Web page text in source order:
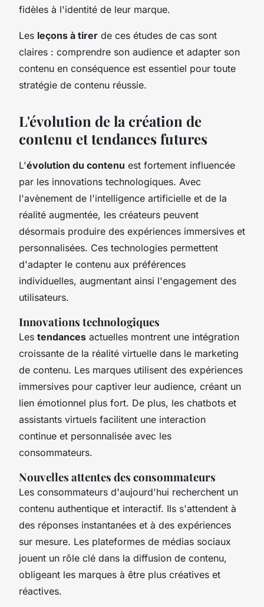
fidèles à l'identité de leur marque.
Les leçons à tirer de ces études de cas sont
claires : comprendre son audience et adapter son
contenu en conséquence est essentiel pour toute
stratégie de contenu réussie.
L'évolution de la création de
contenu et tendances futures
L'évolution du contenu est fortement influencée
par les innovations technologiques. Avec
l'avènement de l'intelligence artificielle et de la
réalité augmentée, les créateurs peuvent
désormais produire des expériences immersives et
personnalisées. Ces technologies permettent
d'adapter le contenu aux préférences
individuelles, augmentant ainsi l'engagement des
utilisateurs.
Innovations technologiques
Les tendances actuelles montrent une intégration
croissante de la réalité virtuelle dans le marketing
de contenu. Les marques utilisent des expériences
immersives pour captiver leur audience, créant un
lien émotionnel plus fort. De plus, les chatbots et
assistants virtuels facilitent une interaction
continue et personnalisée avec les
consommateurs.
Nouvelles attentes des consommateurs
Les consommateurs d'aujourd'hui recherchent un
contenu authentique et interactif. Ils s'attendent à
des réponses instantanées et à des expériences
sur mesure. Les plateformes de médias sociaux
jouent un rôle clé dans la diffusion de contenu,
obligeant les marques à être plus créatives et
réactives.